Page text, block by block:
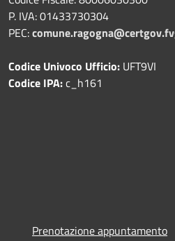
P. IVA: 01433730304
PEC:
Codice Univoco Ufficio: UFT9VI
Codice IPA:c_h161
Prenotazione appuntamento